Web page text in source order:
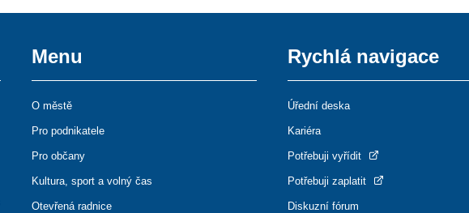
Menu
O městě
Pro podnikatele
Pro občany
Kultura, sport a volný čas
Otevřená radnice
Rychlá navigace
Úřední deska
Kariéra
Potřebuji vyřídit
Potřebuji zaplatit
Diskuzní fórum